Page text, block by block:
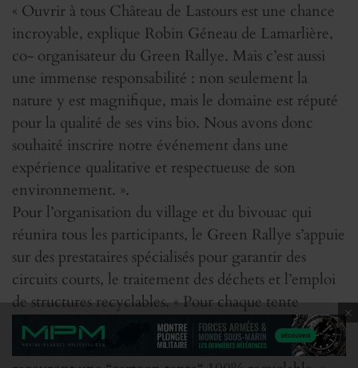
« Ouvrir à tous Château de Lastours est une chance
incroyable, explique Robin Géneau de Lamarlière,
co- organisateur du Green Rallye. Mais c’est aussi
une immense responsabilité : non seulement la
nature y est magnifique, mais le domaine est réputé
pour la qualité de ses vins bio. Nous avons donc
souhaité inscrire notre événement dans une
expérience qualitative et respectueuse de son
environnement. ».
Pour l’organisation du village et du bivouac qui
réunira tous les participants, le Green Rallye s’appuie
sur des prestataires spécialisés pour garantir des
circuits courts, le traitement des déchets et l’emploi
de structures recyclables. « Pour chaque tente
montée sur le bivouac, notre prestataire plante un
arbre, poursuit Robin. Et tous les participants